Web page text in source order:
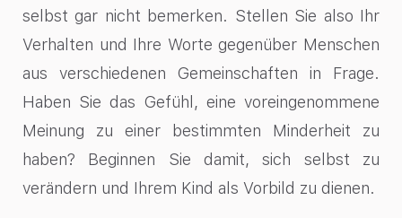
selbst gar nicht bemerken. Stellen Sie also Ihr
Verhalten und Ihre Worte gegenüber Menschen
aus verschiedenen Gemeinschaften in Frage.
Haben Sie das Gefühl, eine voreingenommene
Meinung zu einer bestimmten Minderheit zu
haben? Beginnen Sie damit, sich selbst zu
verändern und Ihrem Kind als Vorbild zu dienen.